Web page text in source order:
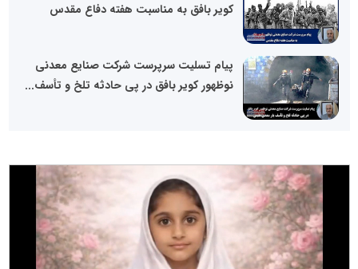
کویر بافق به مناسبت هفته دفاع مقدس
پیام تسلیت سرپرست شرکت صنایع معدنی
نوظهور کویر بافق در پی حادثه تلخ و تأسف...